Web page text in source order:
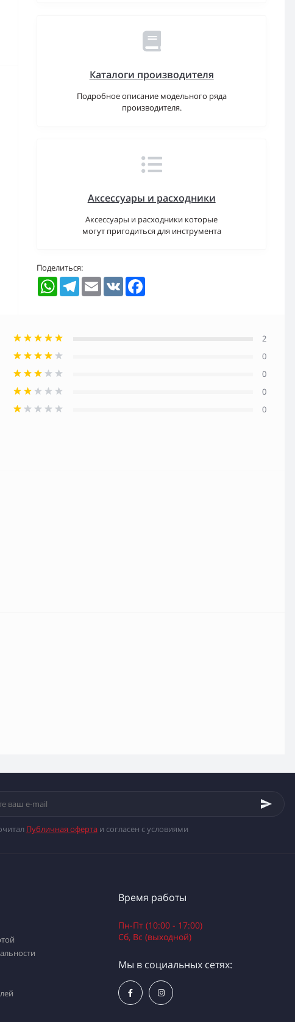
Каталоги производителя
Подробное описание модельного ряда
производителя.
Аксессуары и расходники
Аксессуары и расходники которые
могут пригодиться для инструмента
Поделиться:
WhatsAppTelegramEmail VK
2
0
0
0
0
Публичная офертаи согласен с условиями
Время работы
Пн-Пт (10:00 - 17:00)
Сб, Вс (выходной)
Мы в социальных сетях: